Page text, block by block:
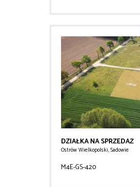
DZIAŁKA NA SPRZEDAŻ
Ostrów Wielkopolski, Sadowie
M4E-GS-420